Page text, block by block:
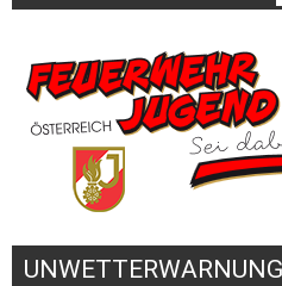
UNWETTERWARNUNG